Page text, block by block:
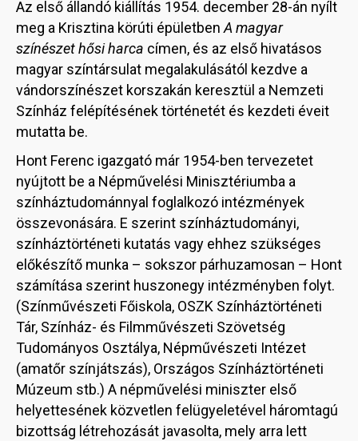
Az első állandó kiállítás 1954. december 28-án nyílt
meg a Krisztina körúti épületbenA magyar
színészet hősi harca címen, és az első hivatásos
magyar színtársulat megalakulásától kezdve a
vándorszínészet korszakán keresztül a Nemzeti
Színház felépítésének történetét és kezdeti éveit
mutatta be.
Hont Ferenc igazgató már 1954-ben tervezetet
nyújtott be a Népművelési Minisztériumba a
színháztudománnyal foglalkozó intézmények
összevonására. E szerint színháztudományi,
színháztörténeti kutatás vagy ehhez szükséges
előkészítő munka – sokszor párhuzamosan – Hont
számítása szerint huszonegy intézményben folyt.
(Színművészeti Főiskola, OSZK Színháztörténeti
Tár, Színház- és Filmművészeti Szövetség
Tudományos Osztálya, Népművészeti Intézet
(amatőr színjátszás), Országos Színháztörténeti
Múzeum stb.) A népművelési miniszter első
helyettesének közvetlen felügyeletével háromtagú
bizottság létrehozását javasolta, mely arra lett